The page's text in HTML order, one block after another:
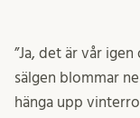
”Ja, det är vår
sälgen blommar
hänga upp